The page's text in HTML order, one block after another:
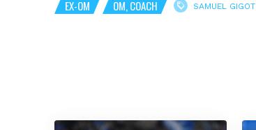
EX-OM OM, COACH SAMUEL GIGOT